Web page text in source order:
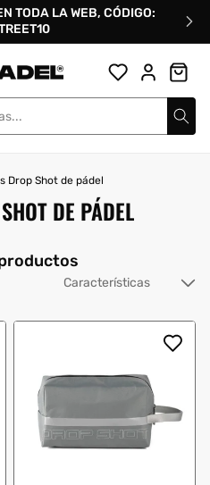
TODA LA WEB, CÓDIGO:
Drop Shot de pádel
DE PÁDEL